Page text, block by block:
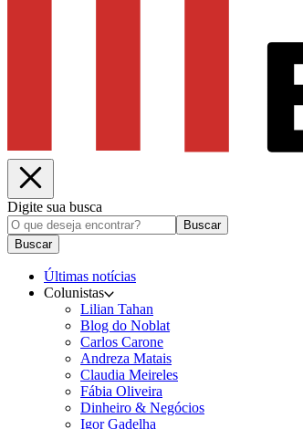
Digite sua busca
Buscar
Buscar
Últimas notícias
Colunistas
Lilian Tahan
Blog do Noblat
Carlos Carone
Andreza Matais
Claudia Meireles
Fábia Oliveira
Dinheiro & Negócios
Igor Gadelha